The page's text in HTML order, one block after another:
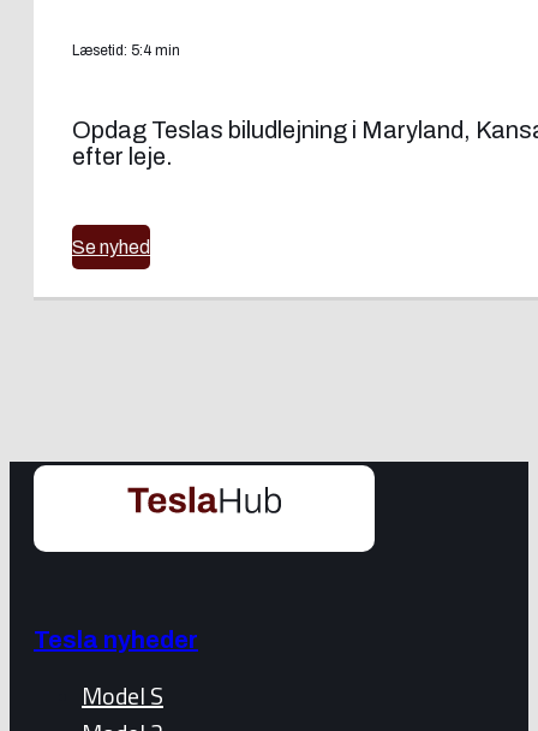
Læsetid: 5:4 min
Opdag Teslas biludlejning i Maryland,
efter leje.
Se nyhed
Tesla nyheder
Model S